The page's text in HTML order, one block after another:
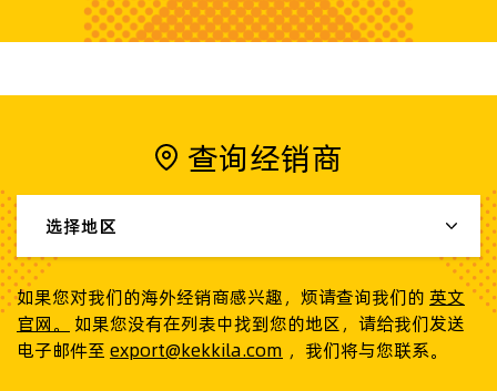
查询经销商
选择地区
如果您对我们的海外经销商感兴趣，烦请查询我们的 英文
官网。
如果您没有在列表中找到您的地区，请给我们发送
电子邮件至 export@kekkila.com ，我们将与您联系。